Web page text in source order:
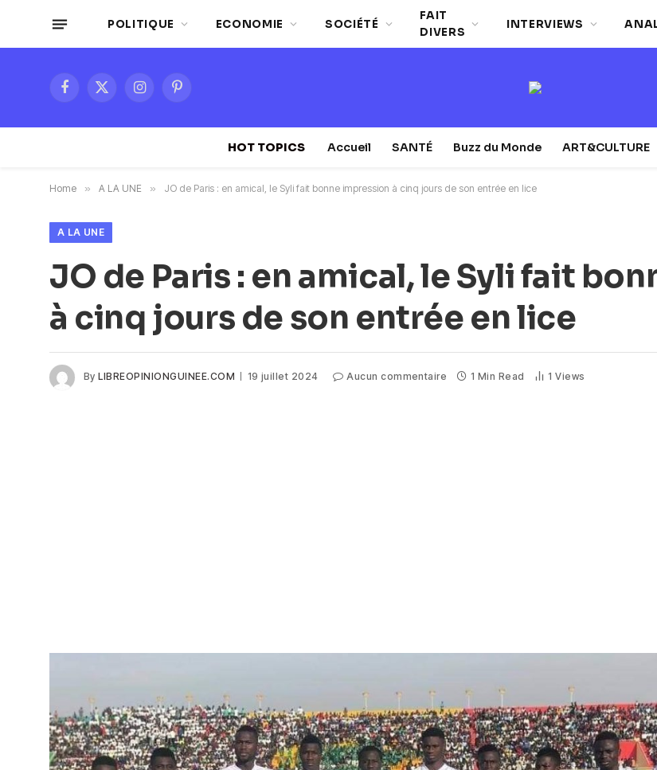
POLITIQUE ECONOMIE SOCIÉTÉ
FAIT
DIVERS
INTERVIEWS
Facebook
X
InstagramPinterest
HOT TOPICS Accueil SANTÉ Buzz du Monde ART&CULTURE
Home » A LA UNE » JO de Paris : en amical, le Syli fait bonne impression à cinq jours de son entrée en lice
A LA UNE
JO de Paris : en amical, le Syli fait
à cinq jours de son entrée en lice
By LIBREOPINIONGUINEE.COM 19 juillet 2024 Aucun commentaire 1 Min Read 1Views